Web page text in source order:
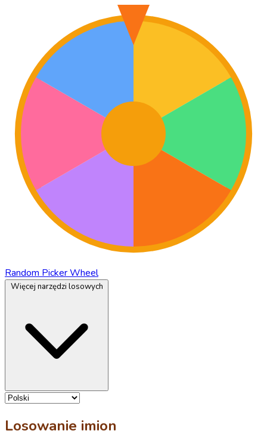
Random Picker Wheel
Losowanie imion